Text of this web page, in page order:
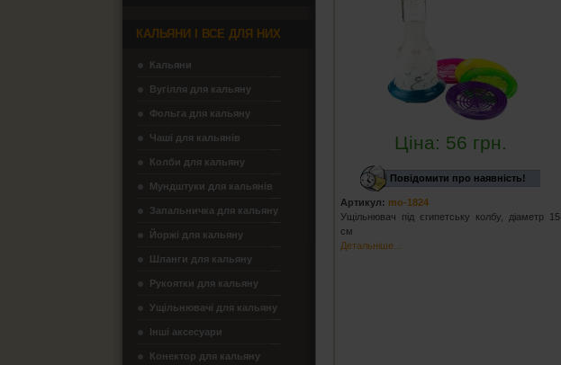
Ціна: 56 грн.
Повідомити про наявність!
Артикул: mo-1824
Ущільнювач під єгипетську колбу, діаметр 15
см
Детальніше...
КАЛЬЯНИ І ВСЕ ДЛЯ НИХ
Кальяни
Вугілля для кальяну
Фольга для кальяну
Чаші для кальянів
Колби для кальяну
Мундштуки для кальянів
Запальничка для кальяну
Йоржі для кальяну
Шланги для кальяну
Рукоятки для кальяну
Ущільнювачі для кальяну
Інші аксесуари
Конектор для кальяну